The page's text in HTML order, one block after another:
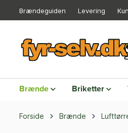
Brændeguiden Levering
Brænde Briketter
Forside Brænde